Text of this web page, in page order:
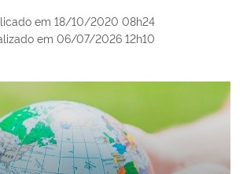
em 18/10/2020 08h24
em 06/07/2026 12h10